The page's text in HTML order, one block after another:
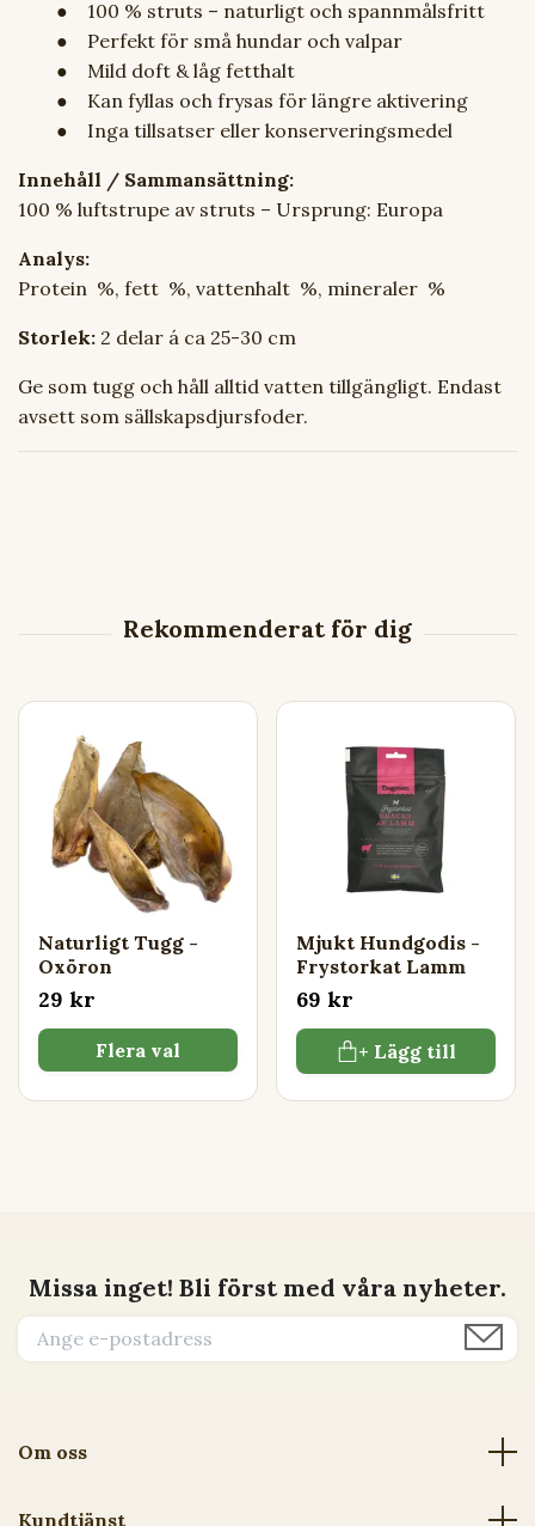
● 100 % struts – naturligt och spannmålsfritt
● Perfekt för små hundar och valpar
● Mild doft & låg fetthalt
● Kan fyllas och frysas för längre aktivering
● Inga tillsatser eller konserveringsmedel
Innehåll / Sammansättning:
100 % luftstrupe av struts – Ursprung: Europa
Analys:
Protein %, fett %, vattenhalt %, mineraler %
Storlek: 2 delar á ca 25-30 cm
Ge som tugg och håll alltid vatten tillgängligt. Endast
avsett som sällskapsdjursfoder.
Naturligt Tugg -
Oxöron
29 kr
Flera val
Mjukt Hundgodis -
Frystorkat Lamm
69 kr
+ Lägg till
Missa inget! Bli först med våra nyheter.
Om oss
Kundtjänst